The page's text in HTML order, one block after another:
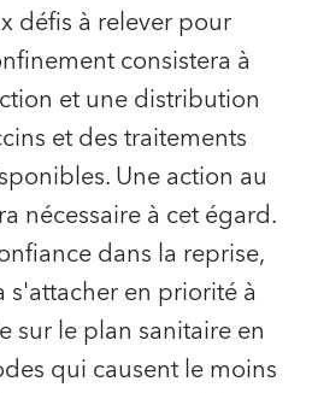
défis à relever pour
consistera à
et une distribution
et des traitements
Une action au
nécessaire à cet égard.
dans la reprise,
en priorité à
sur le plan sanitaire en
qui causent le moins